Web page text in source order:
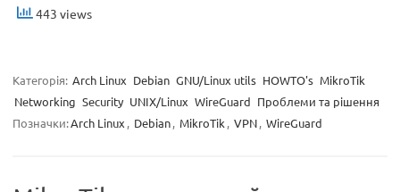
443 views
Категорія: Arch Linux Debian GNU/Linux utils HOWTO's MikroTik
Networking Security UNIX/Linux WireGuard Проблеми та рішення
Позначки:Arch Linux , Debian, MikroTik , VPN, WireGuard